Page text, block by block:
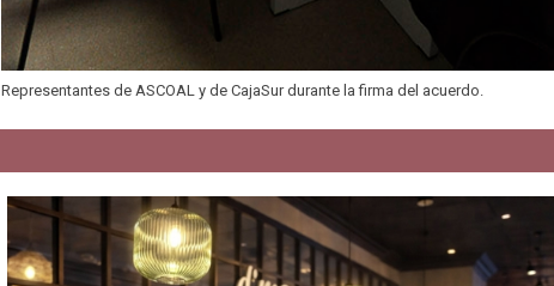
Representantes de ASCOAL y de CajaSur durante la firma del acuerdo.